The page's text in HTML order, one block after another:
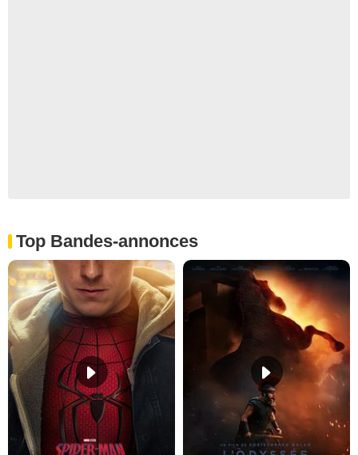
Top Bandes-annonces